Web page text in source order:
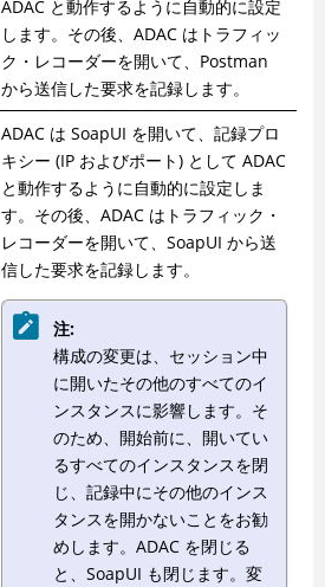
ADACと動作するように自動的に設定
します。その後、 ADACはトラフィッ
ク・レコーダーを開いて、Postman
から送信した要求を記録します。
ADACは SoapUI を開いて、記録プロ
キシー (IP およびポート) として ADAC
と動作するように自動的に設定しま
す。その後、 ADACはトラフィック・
レコーダーを開いて、SoapUI から送
信した要求を記録します。
注:
構成の変更は、セッション中
に開いたその他のすべてのイ
ンスタンスに影響します。そ
のため、開始前に、開いてい
るすべてのインスタンスを閉
じ、記録中にその他のインス
タンスを開かないことをお勧
めします。 ADACを閉じる
と、SoapUI も閉じます。変